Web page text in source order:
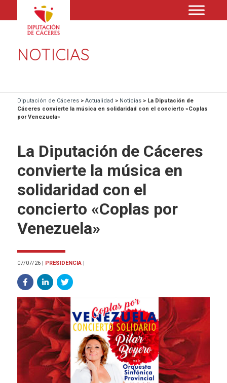
NOTICIAS
Diputación de Cáceres> Actualidad > Noticias> La Diputación de
Cáceres convierte la música en solidaridad con el concierto «Coplas
por Venezuela»
La Diputación de Cáceres
convierte la música en
solidaridad con el
concierto «Coplas por
Venezuela»
07/07/26 | PRESIDENCIA |